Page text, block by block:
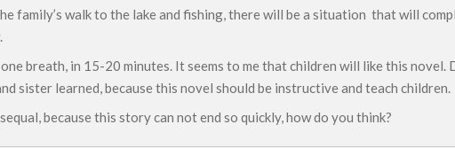
family’s walk to the lake and fishing, there will be a situation that will
breath, in 15-20 minutes. It seems to me that children will like this
sister learned, because this novel should be instructive and teach children.
because this story can not end so quickly, how do you think?